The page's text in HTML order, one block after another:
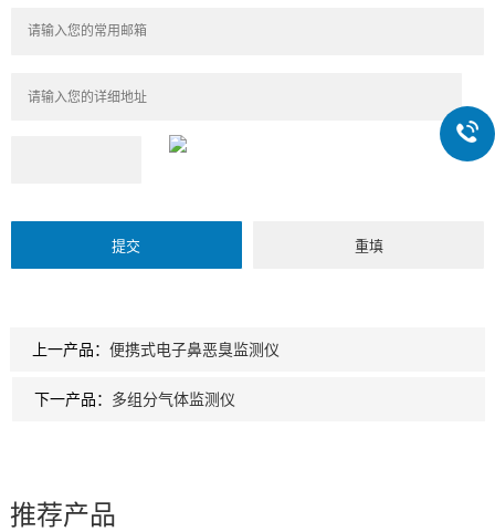
上一产品： 便携式电子鼻恶臭监测仪
下一产品： 多组分气体监测仪
推荐产品